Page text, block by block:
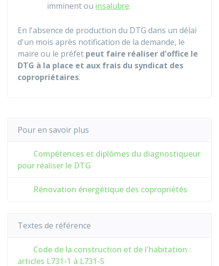
imminent ou insalubre.
En l'absence de production du DTG dans un délai
d'un mois après notification de la demande, le
maire ou le préfet peut faire réaliser d'office le
DTG à la place et aux frais du syndicat des
copropriétaires.
Pour en savoir plus
Compétences et diplômes du diagnostiqueur
pour réaliser le DTG
Rénovation énergétique des copropriétés
Textes de référence
Code de la construction et de l'habitation :
articles L731-1 à L731-5